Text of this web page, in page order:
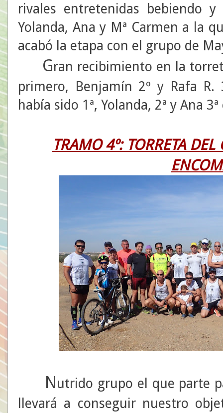
rivales entretenidas bebiendo
Yolanda, Ana y Mª Carmen a la
acabó la etapa con el grupo de
Gran recibimiento en la
primero, Benjamín 2º y Rafa
había sido 1ª, Yolanda, 2ª y Ana
TRAMO 4º: TORRETA
Nutrido grupo el que parte
llevará a conseguir nuestro